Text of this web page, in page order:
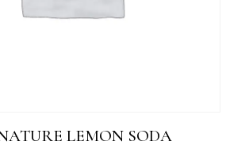
LEMON SODA